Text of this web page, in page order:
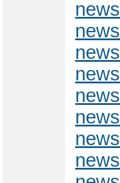
news
news
news
news
news
news
news
news